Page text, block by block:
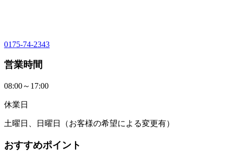
0175-74-2343
営業時間
08:00～17:00
休業日
土曜日、日曜日（お客様の希望による変更有）
おすすめポイント